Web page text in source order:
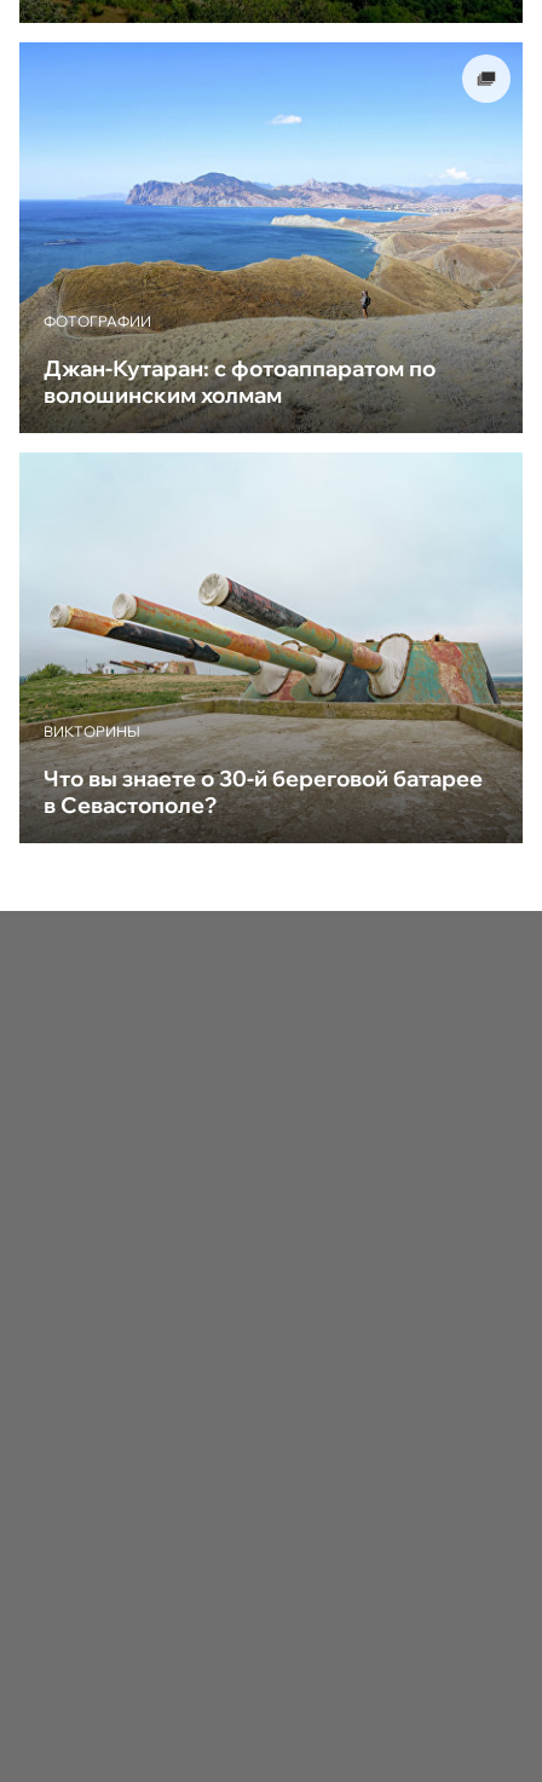
ФОТОГРАФИИ
Джан-Кутаран: с фотоаппаратом по
волошинским холмам
ВИКТОРИНЫ
Что вы знаете о 30-й береговой батарее
в Севастополе?